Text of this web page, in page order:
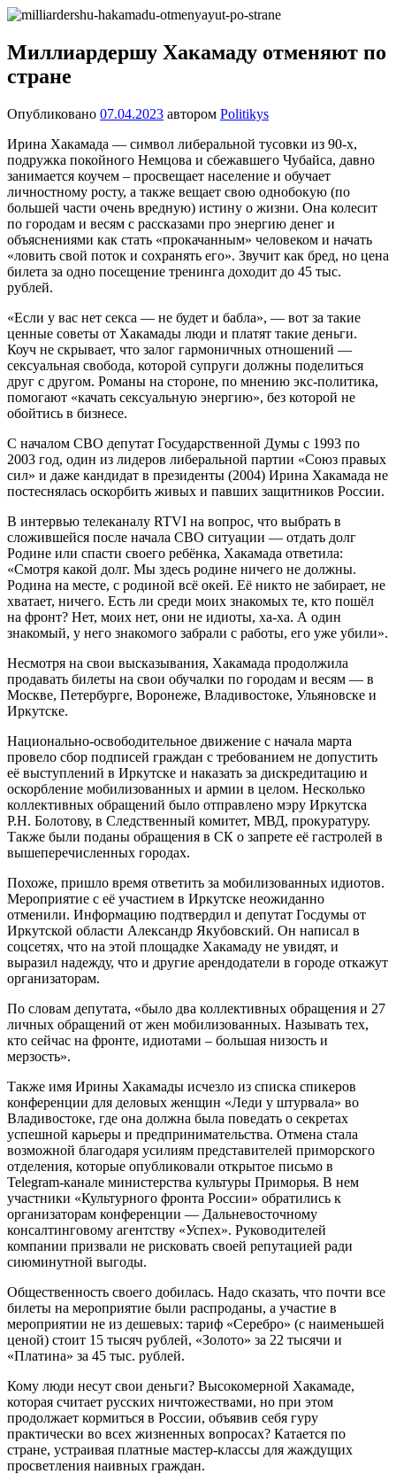
Перейти
содержимому
один
сайт
на
WordPress
Миллиардершу Хакамаду отменяют по
стране
Опубликовано 07.04.2023 автором Politikys
Ирина Хакамада — символ либеральной тусовки из 90-х,
подружка покойного Немцова и сбежавшего Чубайса, давно
занимается коучем – просвещает население и обучает
личностному росту, а также вещает свою однобокую (по
большей части очень вредную) истину о жизни. Она колесит
по городам и весям с рассказами про энергию денег и
объяснениями как стать «прокачанным» человеком и начать
«ловить свой поток и сохранять его». Звучит как бред, но цена
билета за одно посещение тренинга доходит до 45 тыс.
рублей.
«Если у вас нет секса — не будет и бабла», — вот за такие
ценные советы от Хакамады люди и платят такие деньги.
Коуч не скрывает, что залог гармоничных отношений —
сексуальная свобода, которой супруги должны поделиться
друг с другом. Романы на стороне, по мнению экс-политика,
помогают «качать сексуальную энергию», без которой не
обойтись в бизнесе.
С началом СВО депутат Государственной Думы с 1993 по
2003 год, один из лидеров либеральной партии «Союз правых
сил» и даже кандидат в президенты (2004) Ирина Хакамада не
постеснялась оскорбить живых и павших защитников России.
В интервью телеканалу RTVI на вопрос, что выбрать в
сложившейся после начала СВО ситуации — отдать долг
Родине или спасти своего ребёнка, Хакамада ответила:
«Смотря какой долг. Мы здесь родине ничего не должны.
Родина на месте, с родиной всё окей. Её никто не забирает, не
хватает, ничего. Есть ли среди моих знакомых те, кто пошёл
на фронт? Нет, моих нет, они не идиоты, ха-ха. А один
знакомый, у него знакомого забрали с работы, его уже убили».
Несмотря на свои высказывания, Хакамада продолжила
продавать билеты на свои обучалки по городам и весям — в
Москве, Петербурге, Воронеже, Владивостоке, Ульяновске и
Иркутске.
Национально-освободительное движение с начала марта
провело сбор подписей граждан с требованием не допустить
её выступлений в Иркутске и наказать за дискредитацию и
оскорбление мобилизованных и армии в целом. Несколько
коллективных обращений было отправлено мэру Иркутска
Р.Н. Болотову, в Следственный комитет, МВД, прокуратуру.
Также были поданы обращения в СК о запрете её гастролей в
вышеперечисленных городах.
Похоже, пришло время ответить за мобилизованных идиотов.
Мероприятие с её участием в Иркутске неожиданно
отменили. Информацию подтвердил и депутат Госдумы от
Иркутской области Александр Якубовский. Он написал в
соцсетях, что на этой площадке Хакамаду не увидят, и
выразил надежду, что и другие арендодатели в городе откажут
организаторам.
По словам депутата, «было два коллективных обращения и 27
личных обращений от жен мобилизованных. Называть тех,
кто сейчас на фронте, идиотами – большая низость и
мерзость».
Также имя Ирины Хакамады исчезло из списка спикеров
конференции для деловых женщин «Леди у штурвала» во
Владивостоке, где она должна была поведать о секретах
успешной карьеры и предпринимательства. Отмена стала
возможной благодаря усилиям представителей приморского
отделения, которые опубликовали открытое письмо в
Telegram-канале министерства культуры Приморья. В нем
участники «Культурного фронта России» обратились к
организаторам конференции — Дальневосточному
консалтинговому агентству «Успех». Руководителей
компании призвали не рисковать своей репутацией ради
сиюминутной выгоды.
Общественность своего добилась. Надо сказать, что почти все
билеты на мероприятие были распроданы, а участие в
мероприятии не из дешевых: тариф «Серебро» (с наименьшей
ценой) стоит 15 тысяч рублей, «Золото» за 22 тысячи и
«Платина» за 45 тыс. рублей.
Кому люди несут свои деньги? Высокомерной Хакамаде,
которая считает русских ничтожествами, но при этом
продолжает кормиться в России, объявив себя гуру
практически во всех жизненных вопросах? Катается по
стране, устраивая платные мастер-классы для жаждущих
просветления наивных граждан.